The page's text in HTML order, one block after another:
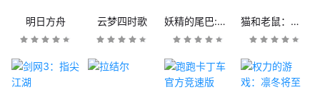
明日方舟 云梦四时歌 妖精的尾巴:魔导少年 猫和老鼠：欢乐互动